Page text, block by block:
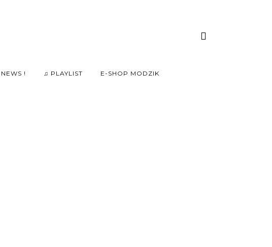
NEWS ! ♫ PLAYLIST E-SHOP MODZIK